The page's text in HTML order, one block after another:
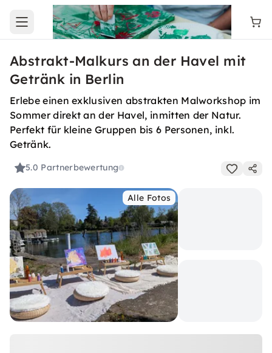
Open main menu
Abstrakt-Malkurs an der Havel mit
Getränk in Berlin
Erlebe einen exklusiven abstrakten Malworkshop im
Sommer direkt an der Havel, inmitten der Natur.
Perfekt für kleine Gruppen bis 6 Personen, inkl.
Getränk.
5.0 Partnerbewertung
Alle Fotos